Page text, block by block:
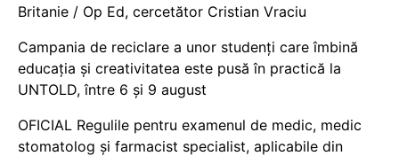
Britanie / Op Ed, cercetător Cristian Vraciu
Campania de reciclare a unor studenți care îmbină
educația și creativitatea este pusă în practică la
UNTOLD, între 6 și 9 august
OFICIAL Regulile pentru examenul de medic, medic
stomatolog și farmacist specialist, aplicabile din